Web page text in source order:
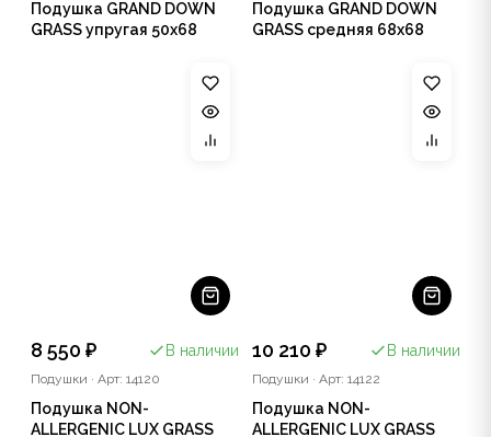
Подушка GRAND DOWN
GRASS упругая 50x68
Подушка GRAND DOWN
GRASS средняя 68х68
8 550 ₽ В наличии
Подушки · Арт: 14120
Подушка NON-
ALLERGENIC LUX GRASS
10 210 ₽ В наличии
Подушки · Арт: 14122
Подушка NON-
ALLERGENIC LUX GRASS